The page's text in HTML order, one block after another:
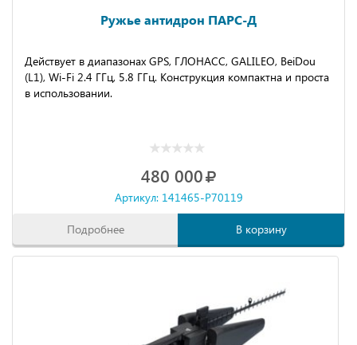
Ружье антидрон ПАРС-Д
Действует в диапазонах GPS, ГЛОНАСС, GALILEO, BeiDou
(L1), Wi-Fi 2.4 ГГц, 5.8 ГГц. Конструкция компактна и проста
в использовании.
480 000
Артикул: 141465-P70119
Подробнее В корзину